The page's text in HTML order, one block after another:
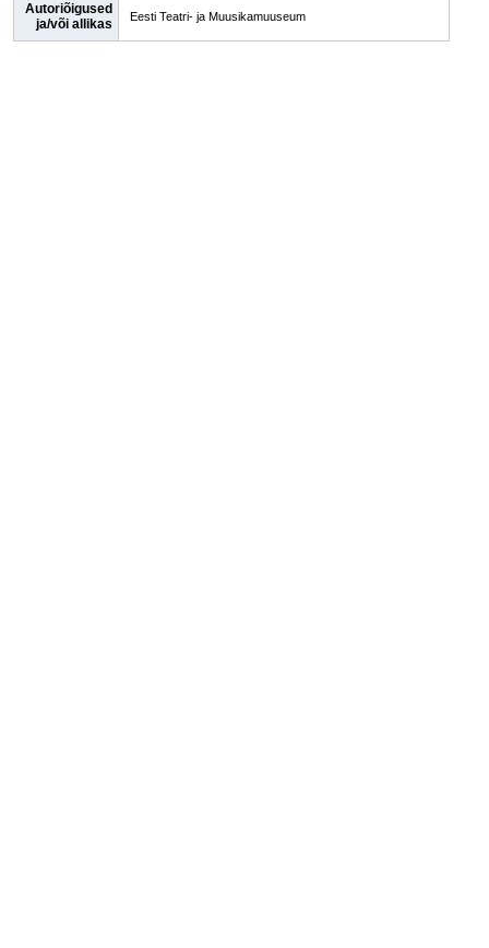
Autoriõigused
ja/või allikas
Eesti Teatri- ja Muusikamuuseum